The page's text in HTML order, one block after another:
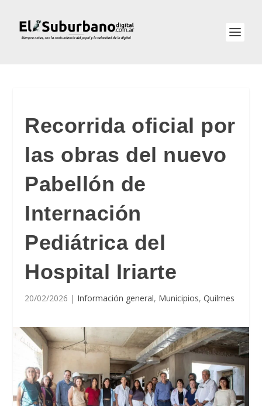
Recorrida oficial por
las obras del nuevo
Pabellón de
Internación
Pediátrica del
Hospital Iriarte
20/02/2026 | Información general, Municipios,Quilmes